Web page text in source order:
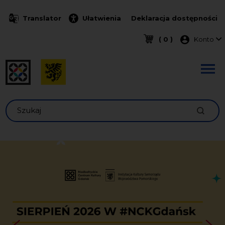
Translator Ułatwienia Deklaracja dostępności
( 0 ) Menu
Konto
Szukaj